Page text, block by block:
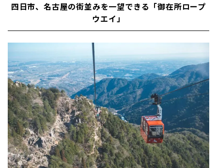
四日市、名古屋の街並みを一望できる「御在所ロープ
ウエイ」